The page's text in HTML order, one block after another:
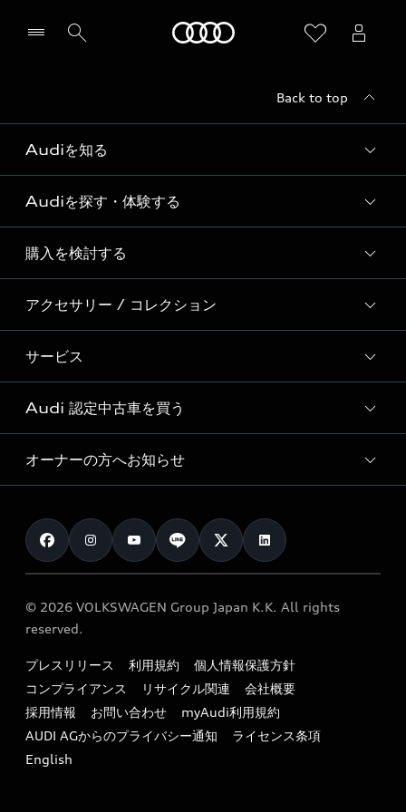
Back to top
Audiを知る
Audi ブランド
Story of Progress
Audi Sport
Formula 1®
デジタルサービス
Audiを探す・体験する
ディーラー検索
新車在庫検索
試乗車・展示車検索
見積り依頼
試乗予約
購入を検討する
モデル一覧
特別仕様モデル / 限定モデル
e-tronラインアップ
価格シミュレーション
車両比較
カタログ一覧
アクセサリー / コレクション
純正アクセサリー
オンラインショップ
Audi collection
アウディナビアプリ
サービス
サービス入庫予約
サービスプログラム
メンテナンス
車検 / 定期点検
e-tronアフターサポート
myAudi
Audi 認定中古車を買う
Audi認定中古車
クオリティ
保証
メンテナンス
ファイナンス
キャンペーン / イベント
買取査定
オーナーの方へお知らせ
お知らせ
オーナー様向けキャンペーン
特定整備適用車一覧
リサイクル法
よくある質問（FAQ）
© 2026 VOLKSWAGEN Group Japan K.K. All rights
reserved.
プレスリリース 利用規約
個人情報保護方針
コンプライアンス
リサイクル関連
会社概要
採用情報
お問い合わせ
myAudi利用規約
AUDI AGからのプライバシー通知
ライセンス条項
English